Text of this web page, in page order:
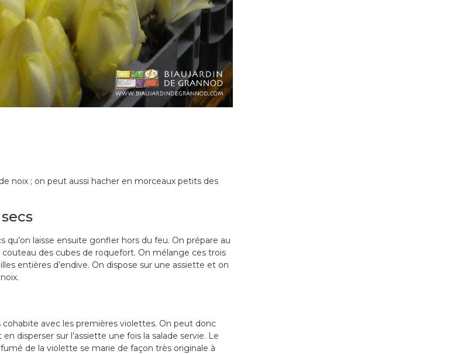
noix ; on peut aussi hacher en morceaux petits des
qu’on laisse ensuite gonfler hors du feu. On prépare au
des cubes de roquefort. On mélange ces trois
entières d’endive. On dispose sur une assiette et on
cohabite avec les premières violettes. On peut donc
disperser sur l’assiette une fois la salade servie. Le
de la violette se marie de façon très originale à